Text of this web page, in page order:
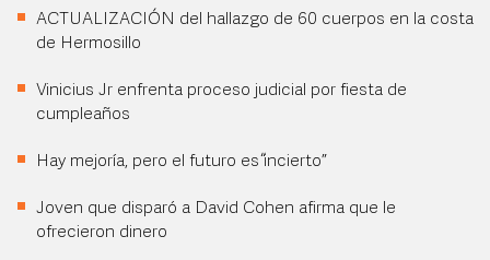
ACTUALIZACIÓN del hallazgo de 60 cuerpos en la costa
de Hermosillo
Vinicius Jr enfrenta proceso judicial por fiesta de
cumpleaños
Hay mejoría, pero el futuro es “incierto”
Joven que disparó a David Cohen afirma que le
ofrecieron dinero